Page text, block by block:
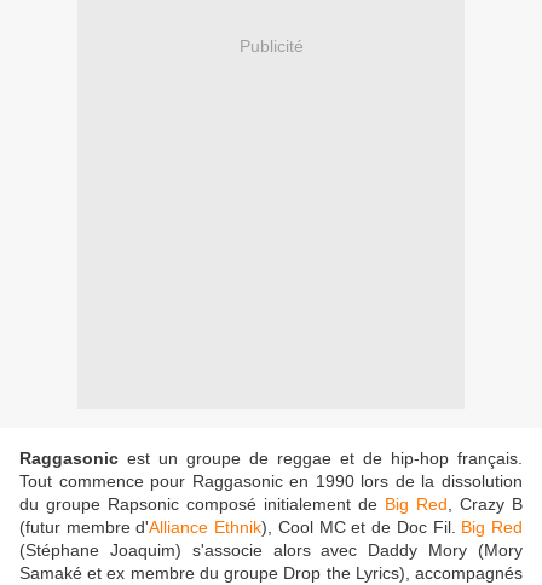
Publicité
Raggasonic est un groupe de reggae et de hip-hop français.
Tout commence pour Raggasonic en 1990 lors de la dissolution
du groupe Rapsonic composé initialement de Big Red , Crazy B
(futur membre d'Alliance Ethnik), Cool MC et de Doc Fil. Big Red
(Stéphane Joaquim) s'associe alors avec Daddy Mory (Mory
Samaké et ex membre du groupe Drop the Lyrics), accompagnés